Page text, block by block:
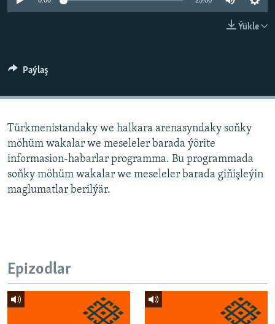
Ýükle
Paýlaş
Türkmenistandaky we halkara arenasyndaky soňky
möhüm wakalar we meseleler barada ýörite
informasion-habarlar programma. Bu programmada
soňky möhüm wakalar we meseleler barada giňişleýin
maglumatlar berilýär.
Epizodlar